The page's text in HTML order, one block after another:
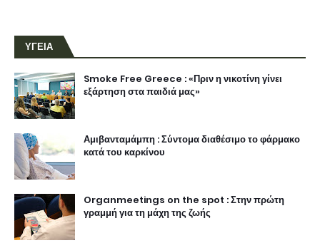
ΥΓΕΙΑ
Smoke Free Greece : «Πριν η νικοτίνη γίνει
εξάρτηση στα παιδιά μας»
Αμιβανταμάμπη : Σύντομα διαθέσιμο το φάρμακο
κατά του καρκίνου
Organmeetings on the spot : Στην πρώτη
γραμμή για τη μάχη της ζωής